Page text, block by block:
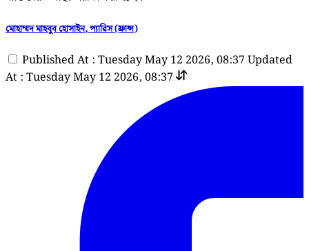
মোহাম্মদ মাহবুব হোসাইন, প্যারিস (ফ্রান্স)
Published At : Tuesday May 12 2026, 08:37 Updated
At : Tuesday May 12 2026, 08:37